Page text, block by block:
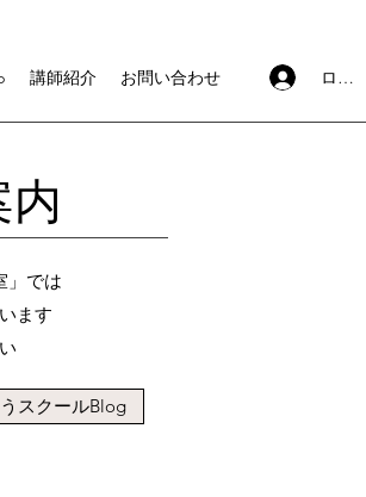
講師紹介 お問い合わせ ログ
」では
ます
スクールBlog